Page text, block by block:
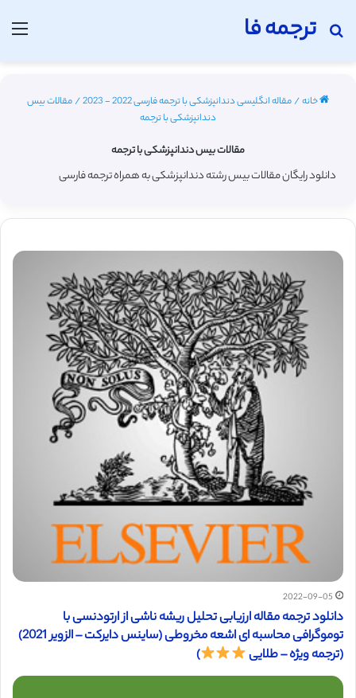
ترجمه فا
جستجو برای
خانه/مقاله انگلیسی دندانپزشکی با ترجمه فارسی 2022 - 2023 /مقالات بیس
دندانپزشکی با ترجمه
مقالات بیس دندانپزشکی با ترجمه
دانلود رایگان مقالات بیس رشته دندانپزشکی به همراه ترجمه فارسی
2022-09-05
دانلود ترجمه مقاله ارزیابی تحلیل ریشه ناشی از ارتودنسی با
توموگرافی محاسبه ای اشعه مخروطی (ساینس دایرکت – الزویر 2021)
(ترجمه ویژه – طلایی
)